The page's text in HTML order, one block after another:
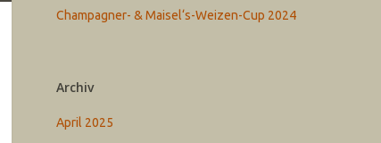
Champagner- & Maisel‘s-Weizen-Cup 2024
Archiv
April 2025